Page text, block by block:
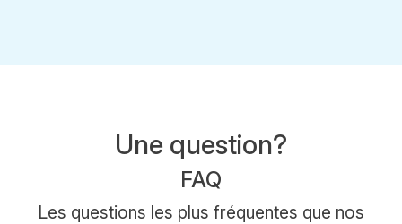
Une question?
FAQ
Les questions les plus fréquentes que nos